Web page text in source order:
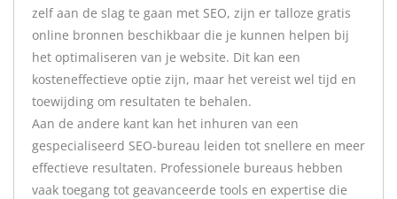
zelf aan de slag te gaan met SEO, zijn er talloze gratis
online bronnen beschikbaar die je kunnen helpen bij
het optimaliseren van je website. Dit kan een
kosteneffectieve optie zijn, maar het vereist wel tijd en
toewijding om resultaten te behalen.
Aan de andere kant kan het inhuren van een
gespecialiseerd SEO-bureau leiden tot snellere en meer
effectieve resultaten. Professionele bureaus hebben
vaak toegang tot geavanceerde tools en expertise die